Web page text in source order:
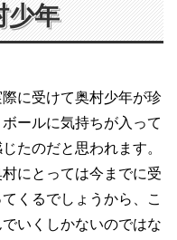
少年
に受けて奥村少年が珍
ールに気持ちが入って
たのだと思われます。
にとっては今までに受
くるでしょうから、こ
いくしかないのではな